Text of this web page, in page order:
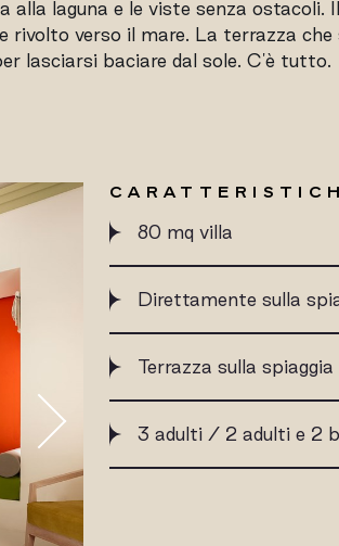
alla laguna e le viste senza
verso il mare. La terrazza che
lasciarsi baciare dal sole. C'è tutto.
80 mq villa
Direttamente sulla
Terrazza sulla spiaggia
3 adulti / 2 adulti e 2